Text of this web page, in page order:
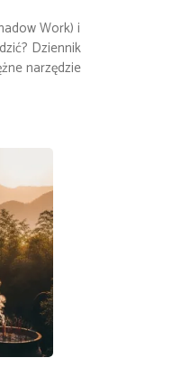
Work) i
Dziennik
narzędzie